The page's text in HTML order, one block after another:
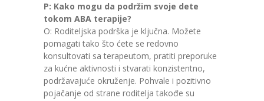
P: Kako mogu da podržim svoje dete
tokom ABA terapije?
O: Roditeljska podrška je ključna. Možete
pomagati tako što ćete se redovno
konsultovati sa terapeutom, pratiti preporuke
za kućne aktivnosti i stvarati konzistentno,
podržavajuće okruženje. Pohvale i pozitivno
pojačanje od strane roditelja takođe su